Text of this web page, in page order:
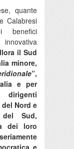
quante
Calabresi
benefici
il Sud
minore,
”,
e per
Nord e
del Sud,
dei loro
e